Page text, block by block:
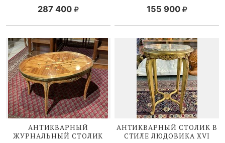
287 400 155 900
АНТИКВАРНЫЙ
ЖУРНАЛЬНЫЙ СТОЛИК
АНТИКВАРНЫЙ СТОЛИК В
СТИЛЕЛЮДОВИКА XVI